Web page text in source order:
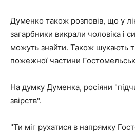
Думенко також розповів, що у
загарбники викрали чоловіка і
можуть знайти. Також шукають
пожежної частини
На думку Думенка, росіяни
звірств".
"Ти міг рухатися в напрямку